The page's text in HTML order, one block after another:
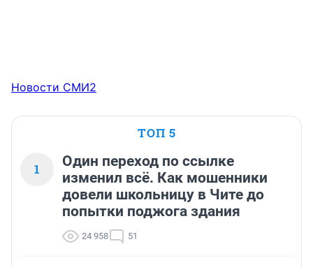
Новости СМИ2
ТОП 5
1
Один переход по ссылке
изменил всё. Как мошенники
довели школьницу в Чите до
попытки поджога здания
24 958 51